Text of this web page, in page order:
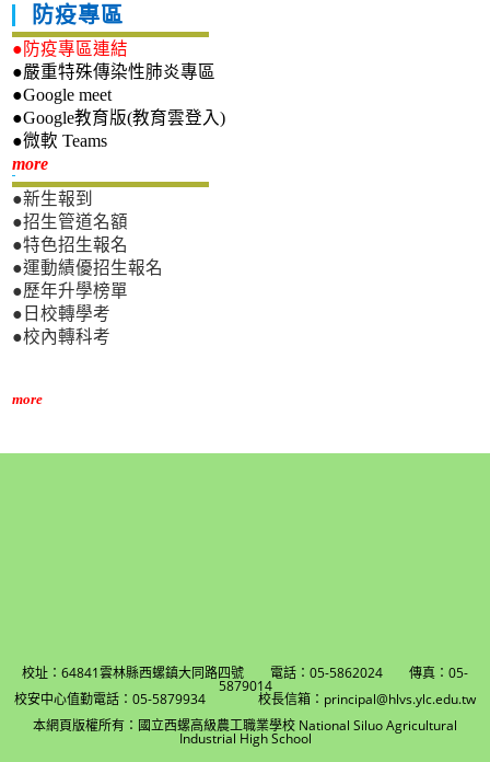
防疫專區
●防疫專區連結
●嚴重特殊傳染性肺炎專區
●Google meet
●Google教育版(教育雲登入)
●微軟 Teams
more新生專區
●新生報到
●招生管道名額
●特色招生報名
●運動績優招生報名
●歷年升學榜單
●日校轉學考
●校內轉科考
more
校址：64841雲林縣西螺鎮大同路四號 電話：05-5862024 傳真：05-
5879014
校安中心值勤電話：05-5879934 校長信箱：principal@hlvs.ylc.edu.tw
本網頁版權所有：國立西螺高級農工職業學校 National Siluo Agricultural
Industrial High School